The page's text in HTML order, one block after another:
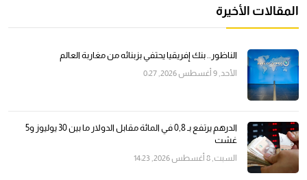
المقالات الأخيرة
الناظور.. بنك إفريقيا يحتفي بزبنائه من مغاربة العالم
الأحد, 9 أغسطس 2026, 0:27
الدرهم يرتفع بـ 0,8 في المائة مقابل الدولار ما بين 30 يوليوز و5
غشت
السبت, 8 أغسطس 2026, 14:23